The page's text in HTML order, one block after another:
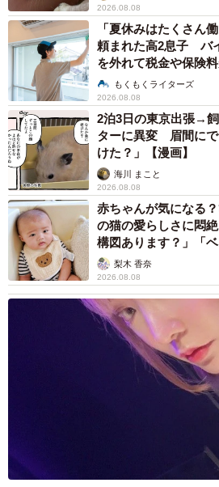
2026.08.08
「夏休みはたくさん
頼まれた高2息子 バ
を外れて税金や保険
説】もくもくライターズ
2026.08.08
2泊3日の東京出張→
ターに異変 眉間にで
けた？」【漫画】
海川 まこと
2026.08.08
赤ちゃんが気になる
の猫の愛らしさに悶
構図あります？」「
梨木 香奈
2026.08.08